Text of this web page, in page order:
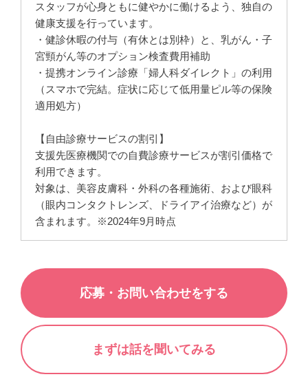
スタッフが心身ともに健やかに働けるよう、独自の
健康支援を行っています。
・健診休暇の付与（有休とは別枠）と、乳がん・子
宮頸がん等のオプション検査費用補助
・提携オンライン診療「婦人科ダイレクト」の利用
（スマホで完結。症状に応じて低用量ピル等の保険
適用処方）
【自由診療サービスの割引】
支援先医療機関での自費診療サービスが割引価格で
利用できます。
対象は、美容皮膚科・外科の各種施術、および眼科
（眼内コンタクトレンズ、ドライアイ治療など）が
含まれます。※2024年9月時点
応募・お問い合わせをする
まずは話を聞いてみる